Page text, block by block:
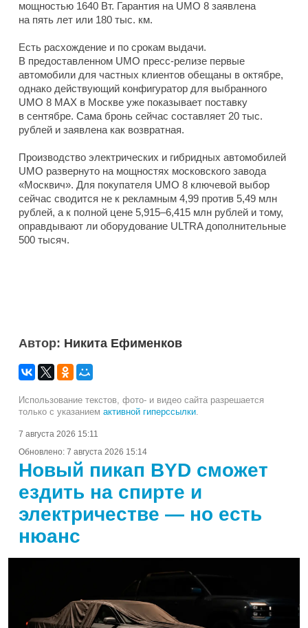
мощностью 1640 Вт. Гарантия на UMO 8 заявлена
на пять лет или 180 тыс. км.
Есть расхождение и по срокам выдачи.
В предоставленном UMO пресс-релизе первые
автомобили для частных клиентов обещаны в октябре,
однако действующий конфигуратор для выбранного
UMO 8 MAX в Москве уже показывает поставку
в сентябре. Сама бронь сейчас составляет 20 тыс.
рублей и заявлена как возвратная.
Производство электрических и гибридных автомобилей
UMO развернуто на мощностях московского завода
«Москвич». Для покупателя UMO 8 ключевой выбор
сейчас сводится не к рекламным 4,99 против 5,49 млн
рублей, а к полной цене 5,915–6,415 млн рублей и тому,
оправдывают ли оборудование ULTRA дополнительные
500 тысяч.
Автор: Никита Ефименков
Использование текстов, фото- и видео сайта разрешается
только с указанием активной гиперссылки
7 августа 2026 15:11
Обновлено: 7 августа 2026 15:14
Новый пикап BYD сможет
ездить на спирте и
электричестве — но есть
нюанс